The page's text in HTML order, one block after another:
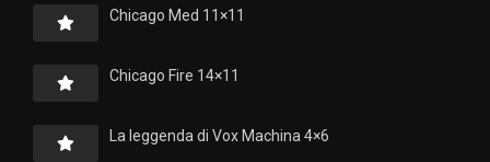
Chicago Med 11×11
Chicago Fire 14×11
La leggenda di Vox Machina 4×6